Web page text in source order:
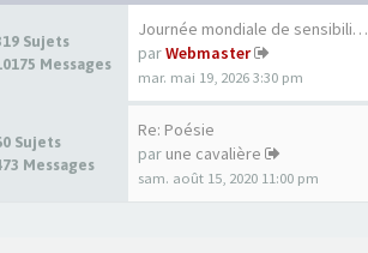
Sujets
Messages
Journée mondiale de sensibili…
parWebmaster
mar. mai 19, 2026 3:30 pm
Sujets
Messages
Re: Poésie
par une cavalière
sam. août 15, 2020 11:00 pm